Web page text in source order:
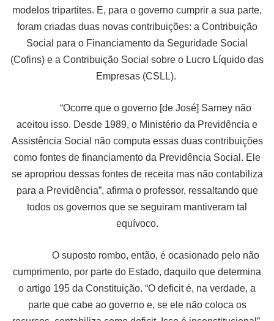
modelos tripartites. E, para o governo cumprir a sua parte,
foram criadas duas novas contribuições: a Contribuição
Social para o Financiamento da Seguridade Social
(Cofins) e a Contribuição Social sobre o Lucro Líquido das
Empresas (CSLL).
“Ocorre que o governo [de José] Sarney não
aceitou isso. Desde 1989, o Ministério da Previdência e
Assistência Social não computa essas duas contribuições
como fontes de financiamento da Previdência Social. Ele
se apropriou dessas fontes de receita mas não contabiliza
para a Previdência”, afirma o professor, ressaltando que
todos os governos que se seguiram mantiveram tal
equívoco.
O suposto rombo, então, é ocasionado pelo não
cumprimento, por parte do Estado, daquilo que determina
o artigo 195 da Constituição. “O deficit é, na verdade, a
parte que cabe ao governo e, se ele não coloca os